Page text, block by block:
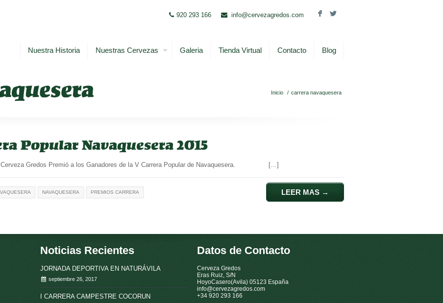
920 293 166 info@cervezagredos.com F L
Nuestra Historia Nuestras Cervezas Galeria Tienda Virtual Contacto Blog
Inicio / carrera navaquesera
Popular Navaquesera 2015
Cerveza Gredos Premió a los Ganadores de la V Carrera Popular de Navaquesera. […]
NAVAQUESERA PREMIOS CARRERA LEER MAS →
Noticias Recientes
JORNADA DEPORTIVA EN NATURÁVILA
septiembre 26, 2017
I CARRERA CAMPESTRE COCORUN
Datos de Contacto
Cerveza Gredos
Eras Ruiz, S/N
HoyoCasero(Avila) 05123 España
info@cervezagredos.com
+34 920 293 166